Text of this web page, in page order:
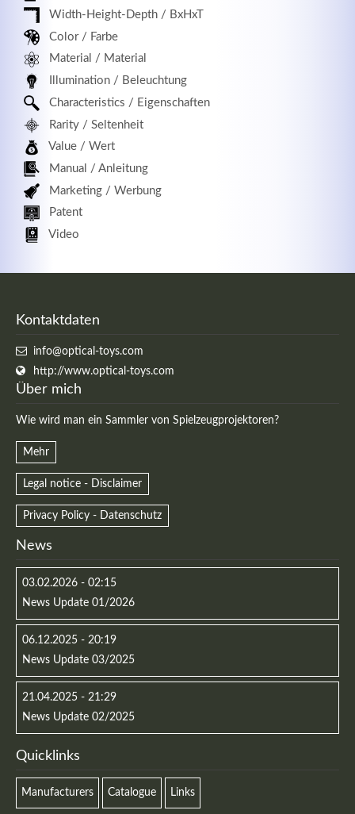
Width-Height-Depth / BxHxT
Color / Farbe
Material / Material
Illumination / Beleuchtung
Characteristics / Eigenschaften
Rarity / Seltenheit
Value / Wert
Manual / Anleitung
Marketing / Werbung
Patent
Video
Kontaktdaten
info@optical-toys.com
http://www.optical-toys.com
Über mich
Wie wird man ein Sammler von Spielzeugprojektoren?
Mehr
Legal notice - Disclaimer
Privacy Policy - Datenschutz
News
03.02.2026 - 02:15
News Update 01/2026
06.12.2025 - 20:19
News Update 03/2025
21.04.2025 - 21:29
News Update 02/2025
Quicklinks
Manufacturers Catalogue Links